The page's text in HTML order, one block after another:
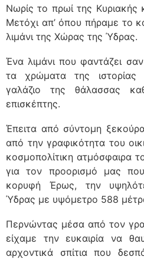
Νωρίς το πρωί της Κυριακής
Μετόχι απ’ όπου πήραμε το
λιμάνι της Χώρας της Ύδρας.
Ένα λιμάνι που φαντάζει
τα χρώματα της ιστορίας
γαλάζιο της θάλασσας
επισκέπτης.
Έπειτα από σύντομη
από την γραφικότητα του
κοσμοπολίτικη ατμόσφαιρα
για τον προορισμό μας
κορυφή Έρως, την
Ύδρας με υψόμετρο 588
Περνώντας μέσα από τον
είχαμε την ευκαιρία να
αρχοντικά σπίτια που